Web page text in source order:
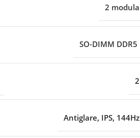
2 modula
SO-DIMM DDR5
2
Antiglare, IPS, 144Hz